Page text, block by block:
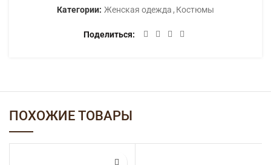
Категории: Женская одежда , Костюмы
Поделиться
ПОХОЖИЕ ТОВАРЫ